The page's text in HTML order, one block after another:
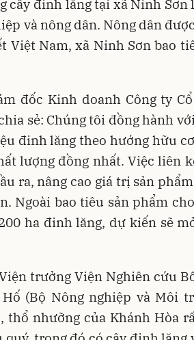
cây đinh lăng tại xã Ninh Sơn
và nông dân. Nông dân
Việt Nam, xã Ninh Sơn bao
đốc Kinh doanh Công ty
sẻ: Chúng tôi đồng hành
đinh lăng theo hướng hữu
lượng đồng nhất. Việc liên
ra, nâng cao giá trị sản
Ngoài bao tiêu sản phẩm
ha đinh lăng, dự kiến sẽ
trưởng Viện Nghiên cứu
(Bộ Nông nghiệp và Môi
nhưỡng của Khánh Hòa